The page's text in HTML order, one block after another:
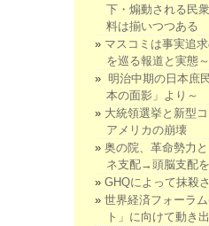
下・煽動される民
料は揃いつつある
マスコミは事実追
を巡る報道と実態～
明治中期の日本庶
本の面影」より～
大統領選挙と新型
アメリカの崩壊
奥の院、革命勢力
ネ支配→頭脳支配
GHQによって抹殺
世界経済フォーラ
ト」に向けて動き